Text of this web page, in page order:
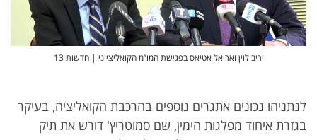
יריב לוין ואריאל אטיאס בפגישת המו’’מ הקואליציוני | חדשות 13
לנתניהו נכונים אתגרים נוספים בהרכבת הקואליציה, בעיקר
בגזרת איחוד מפלגות הימין, שם סמוטריץ' דורש את תיק